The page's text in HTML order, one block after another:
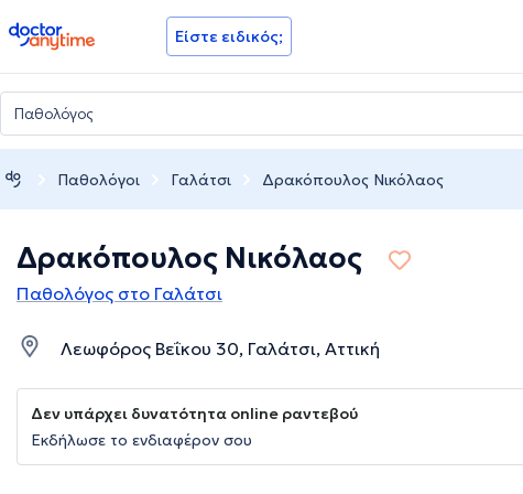
doctoranytime Είστε ειδικός;
Παθολόγοι Γαλάτσι Δρακόπουλος Νικόλαος
Δρακόπουλος Νικόλαος
Παθολόγος στο Γαλάτσι
Λεωφόρος Βεΐκου 30, Γαλάτσι, Αττική
Δεν υπάρχει δυνατότητα online ραντεβού
Εκδήλωσε το ενδιαφέρον σου